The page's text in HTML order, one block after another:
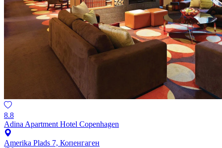
8.8
Adina Apartment Hotel Copenhagen
Amerika Plads 7, Копенгаген